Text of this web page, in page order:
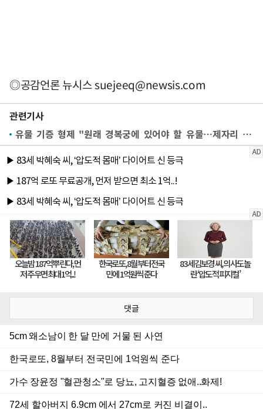
◎공감언론 뉴시스suejeeq@newsis.com
관련기사
유물 기증 형제 "원래 경복궁에 있어야 할 유물…제자리 찾길"
댓글